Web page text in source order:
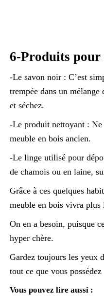
6-Produits pour
-Le savon noir : C’est
trempée dans un mélange
et séchez.
-Le produit nettoyant :
meuble en bois ancien.
-Le linge utilisé pour
de chamois ou en laine,
Grâce à ces quelques
meuble en bois vivra plus
On en a besoin, puisque
hyper chère.
Gardez toujours les yeux
tout ce que vous possédez
Vous pouvez lire aussi :